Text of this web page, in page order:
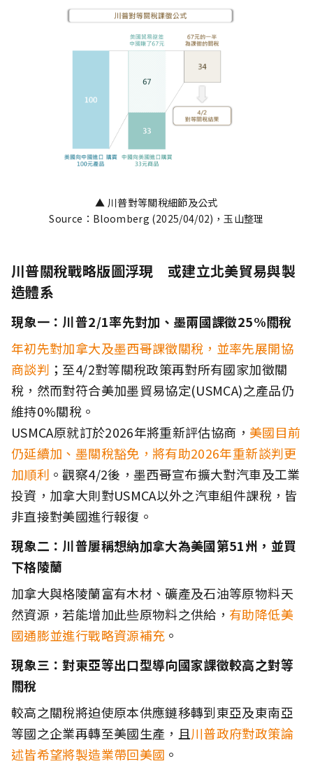
▲ 川普對等關稅細節及公式
Source：Bloomberg (2025/04/02)，玉山整理
川普關稅戰略版圖浮現 或建立北美貿易與製
造體系
現象一：川普2/1率先對加、墨兩國課徵25%關稅
年初先對加拿大及墨西哥課徵關稅，並率先展開協
商談判 ；至4/2對等關稅政策再對所有國家加徵關
稅，然而對符合美加墨貿易協定(USMCA)之產品仍
維持0%關稅。
USMCA原就訂於2026年將重新評估協商， 美國目前
仍延續加、墨關稅豁免，將有助2026年重新談判更
加順利 。觀察4/2後，墨西哥宣布擴大對汽車及工業
投資，加拿大則對USMCA以外之汽車組件課稅，皆
非直接對美國進行報復。
現象二：川普屢稱想納加拿大為美國第51州，並買
下格陵蘭
加拿大與格陵蘭富有木材、礦產及石油等原物料天
然資源，若能增加此些原物料之供給， 有助降低美
國通膨並進行戰略資源補充 。
現象三：對東亞等出口型導向國家課徵較高之對等
關稅
較高之關稅將迫使原本供應鏈移轉到東亞及東南亞
等國之企業再轉至美國生產，且川普政府對政策論
述皆希望將製造業帶回美國 。